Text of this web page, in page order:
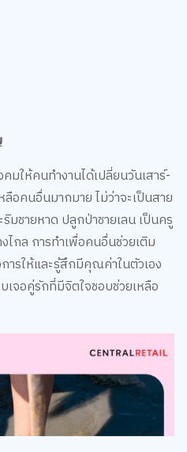
ชายหาด ปลูกป่าชายเลน เป็นครู
ไกล การทำเพื่อคนอื่นช่วยเติม
ารให้และรู้สึกมีคุณค่าในตัวเอง
เจอคู่รักที่มีจิตใจชอบช่วยเหลือ